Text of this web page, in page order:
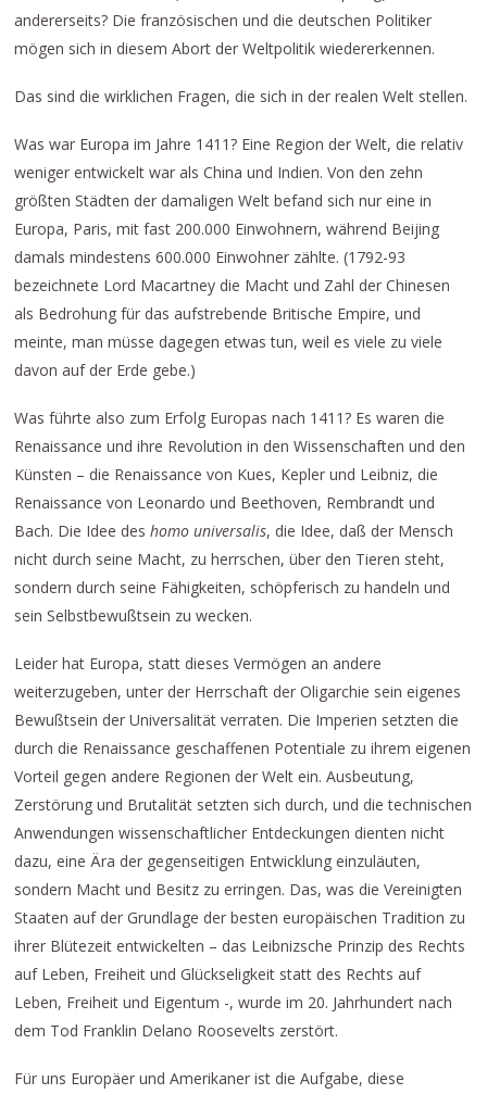
andererseits? Die französischen und die deutschen Politiker
mögen sich in diesem Abort der Weltpolitik wiedererkennen.
Das sind die wirklichen Fragen, die sich in der realen Welt stellen.
Was war Europa im Jahre 1411? Eine Region der Welt, die relativ
weniger entwickelt war als China und Indien. Von den zehn
größten Städten der damaligen Welt befand sich nur eine in
Europa, Paris, mit fast 200.000 Einwohnern, während Beijing
damals mindestens 600.000 Einwohner zählte. (1792-93
bezeichnete Lord Macartney die Macht und Zahl der Chinesen
als Bedrohung für das aufstrebende Britische Empire, und
meinte, man müsse dagegen etwas tun, weil es viele zu viele
davon auf der Erde gebe.)
Was führte also zum Erfolg Europas nach 1411? Es waren die
Renaissance und ihre Revolution in den Wissenschaften und den
Künsten – die Renaissance von Kues, Kepler und Leibniz, die
Renaissance von Leonardo und Beethoven, Rembrandt und
Bach. Die Idee deshomo universalis, die Idee, daß der Mensch
nicht durch seine Macht, zu herrschen, über den Tieren steht,
sondern durch seine Fähigkeiten, schöpferisch zu handeln und
sein Selbstbewußtsein zu wecken.
Leider hat Europa, statt dieses Vermögen an andere
weiterzugeben, unter der Herrschaft der Oligarchie sein eigenes
Bewußtsein der Universalität verraten. Die Imperien setzten die
durch die Renaissance geschaffenen Potentiale zu ihrem eigenen
Vorteil gegen andere Regionen der Welt ein. Ausbeutung,
Zerstörung und Brutalität setzten sich durch, und die technischen
Anwendungen wissenschaftlicher Entdeckungen dienten nicht
dazu, eine Ära der gegenseitigen Entwicklung einzuläuten,
sondern Macht und Besitz zu erringen. Das, was die Vereinigten
Staaten auf der Grundlage der besten europäischen Tradition zu
ihrer Blütezeit entwickelten – das Leibnizsche Prinzip des Rechts
auf Leben, Freiheit und Glückseligkeit statt des Rechts auf
Leben, Freiheit und Eigentum -, wurde im 20. Jahrhundert nach
dem Tod Franklin Delano Roosevelts zerstört.
Für uns Europäer und Amerikaner ist die Aufgabe, diese